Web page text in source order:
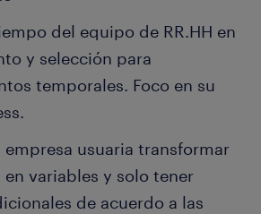
del equipo de RR.HH en
y selección para
temporales. Foco en su
empresa usuaria transformar
variables y solo tener
de acuerdo a las